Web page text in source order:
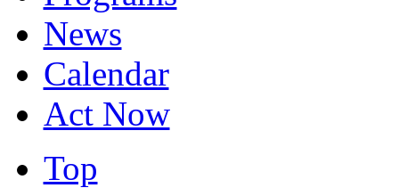
News
Calendar
Act Now
Top